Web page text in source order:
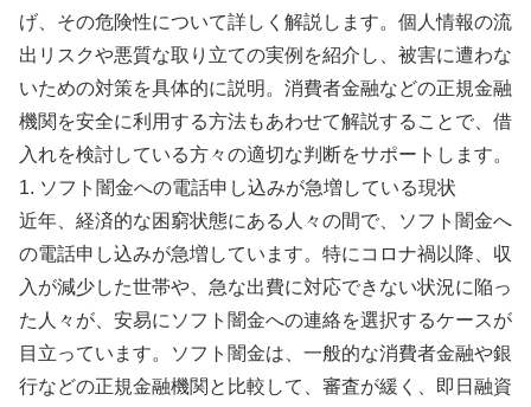
げ、その危険性について詳しく解説します。個人情報の流
出リスクや悪質な取り立ての実例を紹介し、被害に遭わな
いための対策を具体的に説明。消費者金融などの正規金融
機関を安全に利用する方法もあわせて解説することで、借
入れを検討している方々の適切な判断をサポートします。
1. ソフト闇金への電話申し込みが急増している現状
近年、経済的な困窮状態にある人々の間で、ソフト闇金へ
の電話申し込みが急増しています。特にコロナ禍以降、収
入が減少した世帯や、急な出費に対応できない状況に陥っ
た人々が、安易にソフト闇金への連絡を選択するケースが
目立っています。ソフト闇金は、一般的な消費者金融や銀
行などの正規金融機関と比較して、審査が緩く、即日融資